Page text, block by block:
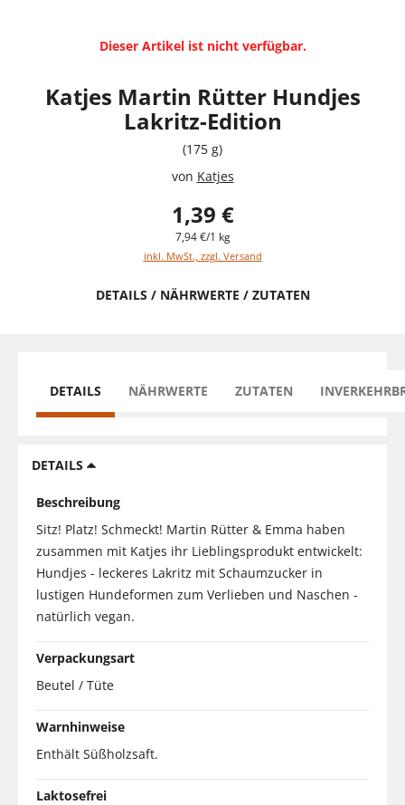
Dieser Artikel ist nicht verfügbar.
Katjes Martin Rütter Hundjes
Lakritz-Edition
(175 g)
von Katjes
1,39 €
7,94 €/1 kg
inkl. MwSt., zzgl. Versand
DETAILS / NÄHRWERTE / ZUTATEN
DETAILS NÄHRWERTE ZUTATEN
DETAILS
Beschreibung
Sitz! Platz! Schmeckt! Martin Rütter & Emma haben
zusammen mit Katjes ihr Lieblingsprodukt entwickelt:
Hundjes - leckeres Lakritz mit Schaumzucker in
lustigen Hundeformen zum Verlieben und Naschen -
natürlich vegan.
Verpackungsart
Beutel / Tüte
Warnhinweise
Enthält Süßholzsaft.
Laktosefrei